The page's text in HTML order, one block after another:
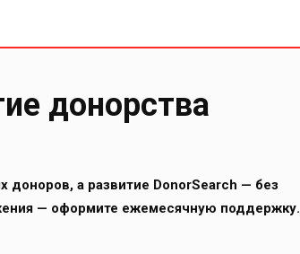
донорства
доноров, а развитие DonorSearch — без
— оформите ежемесячную поддержку.